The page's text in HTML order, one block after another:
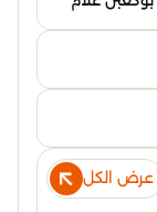
عرض الكل